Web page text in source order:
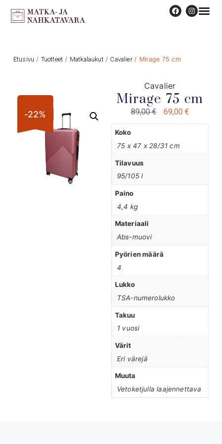
Etusivu / Tuotteet / Matkalaukut/ Cavalier/ Mirage 75 cm
-22%
Cavalier
Mirage 75 cm
89,00€ 69,00 €
Koko
75 x 47 x 28/31 cm
Tilavuus
95/105 l
Paino
4,4 kg
Materiaali
Abs-muovi
Pyörien määrä
4
Lukko
TSA-numerolukko
Takuu
1 vuosi
Värit
Eri värejä
Muuta
Vetoketjulla laajennettava